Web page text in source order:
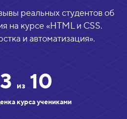
реальных студентов об
на курсе «HTML и CSS.
и автоматизация».
из 10
курса учениками